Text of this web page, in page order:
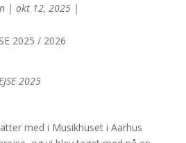
| okt 12, 2025|
2025
med i Musikhuset i Aarhus